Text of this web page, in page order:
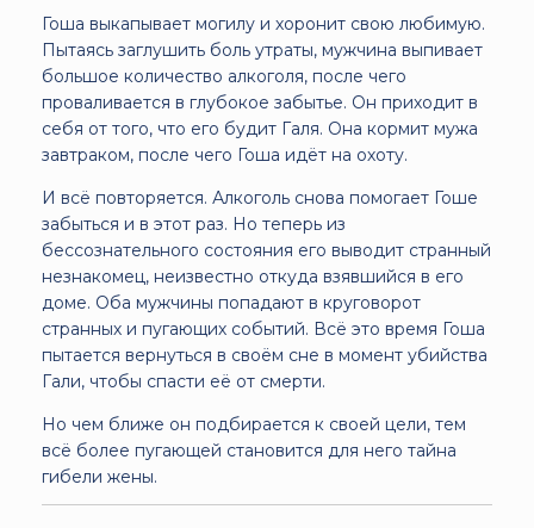
Гоша выкапывает могилу и хоронит свою любимую.
Пытаясь заглушить боль утраты, мужчина выпивает
большое количество алкоголя, после чего
проваливается в глубокое забытье. Он приходит в
себя от того, что его будит Галя. Она кормит мужа
завтраком, после чего Гоша идёт на охоту.
И всё повторяется. Алкоголь снова помогает Гоше
забыться и в этот раз. Но теперь из
бессознательного состояния его выводит странный
незнакомец, неизвестно откуда взявшийся в его
доме. Оба мужчины попадают в круговорот
странных и пугающих событий. Всё это время Гоша
пытается вернуться в своём сне в момент убийства
Гали, чтобы спасти её от смерти.
Но чем ближе он подбирается к своей цели, тем
всё более пугающей становится для него тайна
гибели жены.